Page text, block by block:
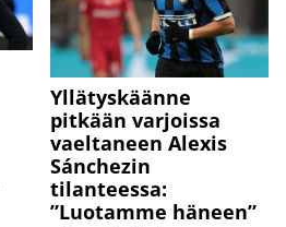
Yllätyskäänne
pitkään varjoissa
vaeltaneen Alexis
Sánchezin
tilanteessa:
”Luotamme häneen”